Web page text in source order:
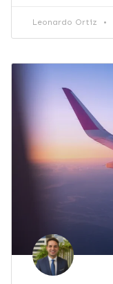
Leonardo Ortiz